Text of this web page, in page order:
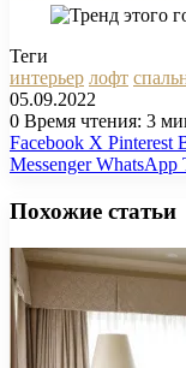
Теги
интерьер лофт
05.09.2022
0 Время чтения: 3
Facebook X Pinterest
Messenger WhatsApp
Похожие статьи